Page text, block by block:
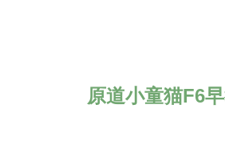
原道小童猫F6